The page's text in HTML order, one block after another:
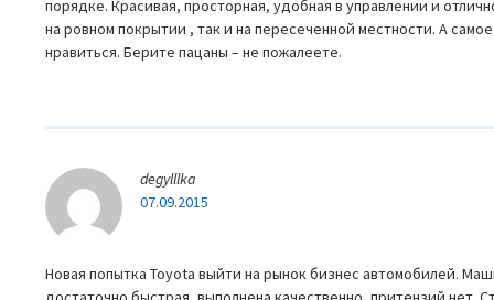
порядке. Красивая, просторная, удобная в управлении и
на ровном покрытии , так и на пересеченной местности. А
нравиться. Берите пацаны – не пожалеете.
degylllka
07.09.2015
Новая попытка Toyota выйти на рынок бизнес автомобилей.